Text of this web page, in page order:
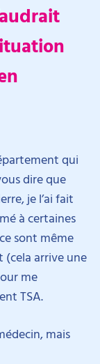
qui
dire que
je l’ai fait
à certaines
sont même
(cela arrive une
me
TSA.
mais